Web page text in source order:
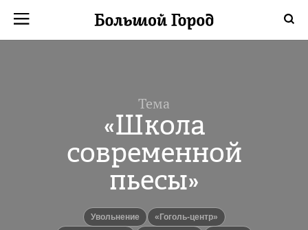
Тема
«Школа
современной
пьесы»
Увольнение
«Гоголь-центр»